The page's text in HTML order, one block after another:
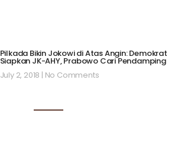
Pilkada Bikin Jokowi di Atas Angin: Demokrat
Siapkan JK-AHY, Prabowo Cari Pendamping
July 2, 2018 No Comments